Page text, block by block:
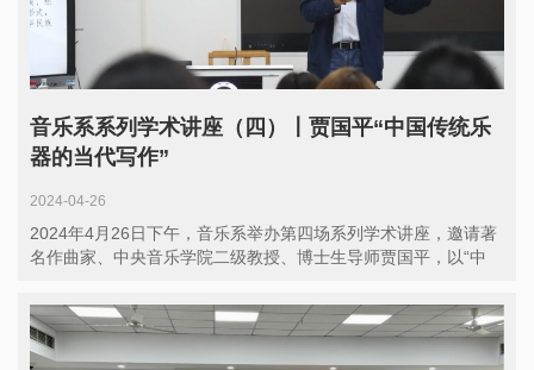
音乐系系列学术讲座（四）〡贾国平“中国传统乐
器的当代写作”
2024-04-26
2024年4月26日下午，音乐系举办第四场系列学术讲座，邀请著
名作曲家、中央音乐学院二级教授、博士生导师贾国平，以“中